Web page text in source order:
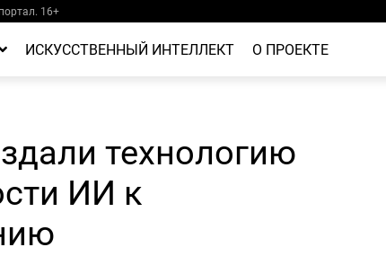
16+
ИСКУССТВЕННЫЙ ИНТЕЛЛЕКТ О ПРОЕКТЕ
технологию
ИИ к